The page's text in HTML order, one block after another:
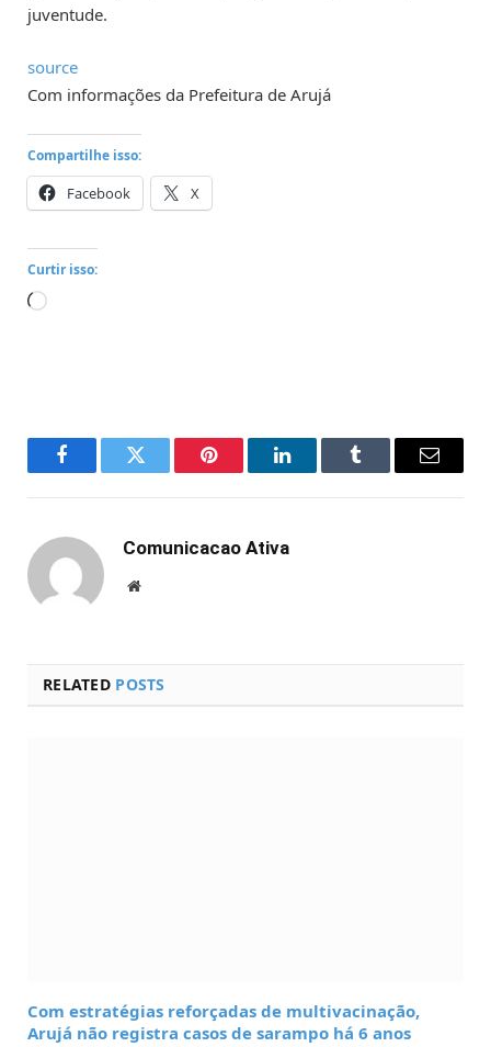
juventude.
source
Com informações da Prefeitura de Arujá
Compartilhe isso:
Facebook X
Curtir isso:
Carregando...
FacebookTwitter Pinterest LinkedInTumblr Email
Comunicacao Ativa
Website
RELATED POSTS
Com estratégias reforçadas de multivacinação,
Arujá não registra casos de sarampo há 6 anos